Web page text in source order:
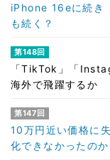
iPhone 16eに続き
も続く？
第148回
「TikTok」「
海外で飛躍するか
第147回
10万円近い価格に
化できなかったのか